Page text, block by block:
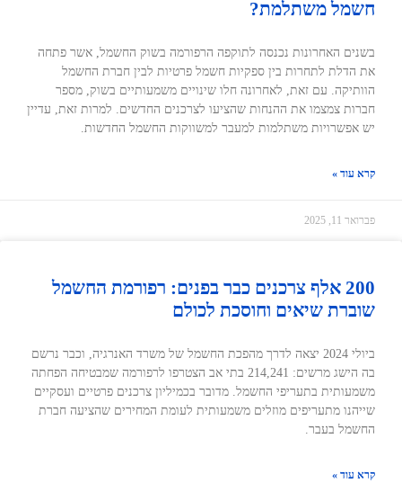
חשמל משתלמת?
בשנים האחרונות נכנסה לתוקפה הרפורמה בשוק החשמל, אשר פתחה
את הדלת לתחרות בין ספקיות חשמל פרטיות לבין חברת החשמל
הוותיקה. עם זאת, לאחרונה חלו שינויים משמעותיים בשוק, מספר
חברות צמצמו את ההנחות שהציעו לצרכנים החדשים. למרות זאת, עדיין
יש אפשרויות משתלמות למעבר למשווקות החשמל החדשות.
קרא עוד »
פברואר 11, 2025
200 אלף צרכנים כבר בפנים: רפורמת החשמל
שוברת שיאים וחוסכת לכולם
ביולי 2024 יצאה לדרך מהפכת החשמל של משרד האנרגיה, וכבר נרשם
בה הישג מרשים: 214,241 בתי אב הצטרפו לרפורמה שמבטיחה הפחתה
משמעותית בתעריפי החשמל. מדובר בכמיליון צרכנים פרטיים ועסקיים
שייהנו מתעריפים מוזלים משמעותית לעומת המחירים שהציעה חברת
החשמל בעבר.
קרא עוד »